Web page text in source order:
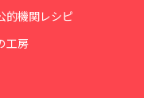
的機関レシピ
工房